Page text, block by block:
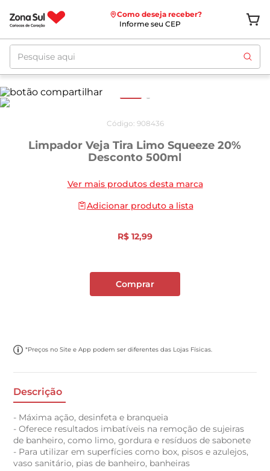
Como deseja receber?
Informe seu CEP
Pesquise aqui
Código: 908436
Limpador Veja Tira Limo Squeeze 20%
Desconto 500ml
Ver mais produtos desta marca
Adicionar produto a lista
R$ 12,99
Comprar
*Preços no Site e App podem ser diferentes das Lojas Físicas.
Descrição
- Máxima ação, desinfeta e branqueia
- Oferece resultados imbatíveis na remoção de sujeiras
de banheiro, como limo, gordura e resíduos de sabonete
- Para utilizar em superfícies como box, pisos e azulejos,
vaso sanitário, pias de banheiro, banheiras